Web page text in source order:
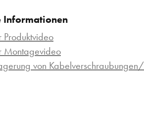
Informationen
Produktvideo
Montagevideo
von